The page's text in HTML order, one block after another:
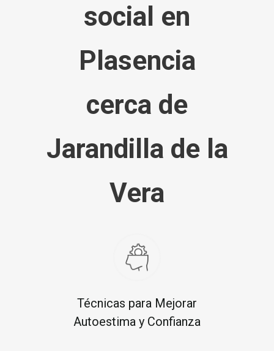
social en
Plasencia
cerca de
Jarandilla de la
Vera
Técnicas para Mejorar
Autoestima y Confianza